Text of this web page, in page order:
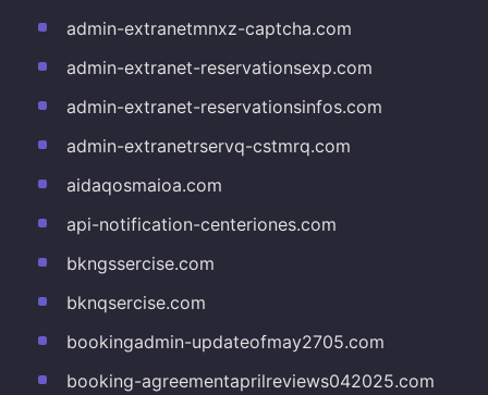
admin-extranetmnxz-captcha.com
admin-extranet-reservationsexp.com
admin-extranet-reservationsinfos.com
admin-extranetrservq-cstmrq.com
aidaqosmaioa.com
api-notification-centeriones.com
bkngssercise.com
bknqsercise.com
bookingadmin-updateofmay2705.com
booking-agreementaprilreviews042025.com